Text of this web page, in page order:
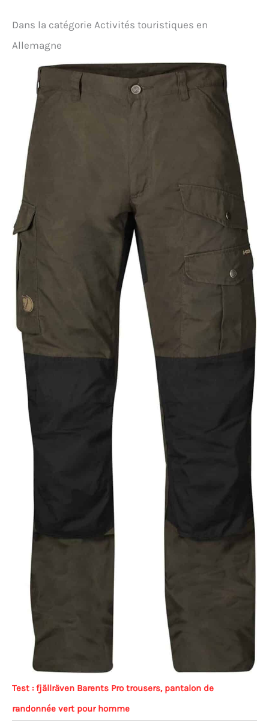
Dans la catégorie Activités touristiques en
Allemagne
Test : fjällräven Barents Pro trousers, pantalon de
randonnée vert pour homme